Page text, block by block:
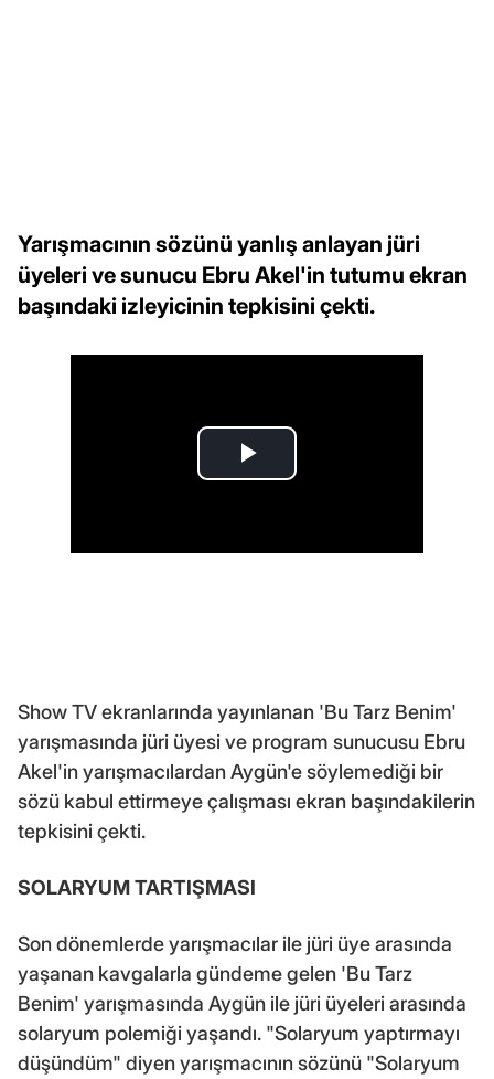
Yarışmacının sözünü yanlış anlayan jüri
üyeleri ve sunucu Ebru Akel'in tutumu ekran
başındaki izleyicinin tepkisini çekti.
Show TV ekranlarında yayınlanan 'Bu Tarz Benim'
yarışmasında jüri üyesi ve program sunucusu Ebru
Akel'in yarışmacılardan Aygün'e söylemediği bir
sözü kabul ettirmeye çalışması ekran başındakilerin
tepkisini çekti.
SOLARYUM TARTIŞMASI
Son dönemlerde yarışmacılar ile jüri üye arasında
yaşanan kavgalarla gündeme gelen 'Bu Tarz
Benim' yarışmasında Aygün ile jüri üyeleri arasında
solaryum polemiği yaşandı. "Solaryum yaptırmayı
düşündüm" diyen yarışmacının sözünü "Solaryum